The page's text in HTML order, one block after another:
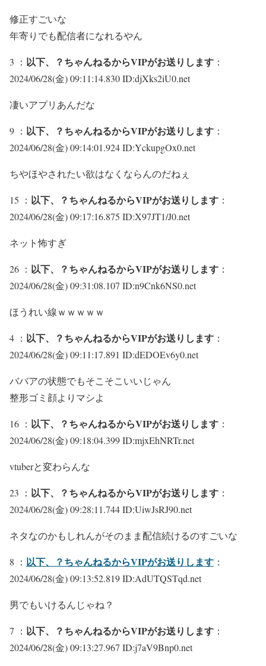
修正すごいな
年寄りでも配信者になれるやん
3 ： 以下、？ちゃんねるからVIPがお送りします ：
2024/06/28(金) 09:11:14.830 ID:djXks2iU0.net
凄いアプリあんだな
9 ： 以下、？ちゃんねるからVIPがお送りします ：
2024/06/28(金) 09:14:01.924 ID:YckupgOx0.net
ちやほやされたい欲はなくならんのだねぇ
15 ： 以下、？ちゃんねるからVIPがお送りします ：
2024/06/28(金) 09:17:16.875 ID:X97JT1/J0.net
ネット怖すぎ
26 ： 以下、？ちゃんねるからVIPがお送りします ：
2024/06/28(金) 09:31:08.107 ID:n9Cnk6NS0.net
ほうれい線ｗｗｗｗｗ
4 ： 以下、？ちゃんねるからVIPがお送りします ：
2024/06/28(金) 09:11:17.891 ID:dEDOEv6y0.net
ババアの状態でもそこそこいいじゃん
整形ゴミ顔よりマシよ
16 ： 以下、？ちゃんねるからVIPがお送りします ：
2024/06/28(金) 09:18:04.399 ID:mjxEhNRTr.net
vtuberと変わらんな
23 ： 以下、？ちゃんねるからVIPがお送りします ：
2024/06/28(金) 09:28:11.744 ID:UiwJsRJ90.net
ネタなのかもしれんがそのまま配信続けるのすごいな
8 ： 以下、？ちゃんねるからVIPがお送りします ：
2024/06/28(金) 09:13:52.819 ID:AdUTQSTqd.net
男でもいけるんじゃね？
7 ： 以下、？ちゃんねるからVIPがお送りします ：
2024/06/28(金) 09:13:27.967 ID:j7aV9Bnp0.net